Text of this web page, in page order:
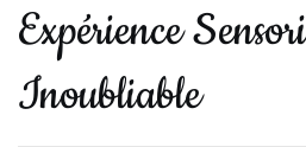
Expérience
Inoubliable